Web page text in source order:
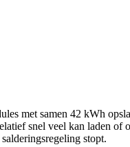
met samen 42 kWh
snel veel kan laden
stopt.